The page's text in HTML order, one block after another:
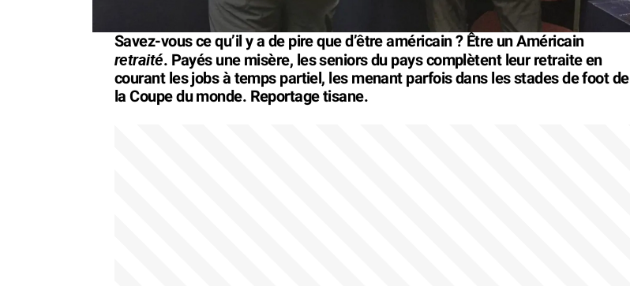
Savez-vous ce qu’il y a de pire que d’être américain ? Être un Américain
retraité. Payés une misère, les seniors du pays complètent leur retraite en
courant les jobs à temps partiel, les menant parfois dans les stades de foot de
la Coupe du monde. Reportage tisane.